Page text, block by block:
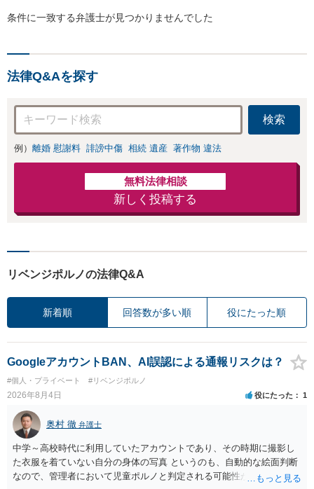
条件に一致する弁護士が見つかりませんでした
法律Q&Aを探す
検索
例） 離婚 慰謝料 誹謗中傷 相続 遺産 著作物 違法
無料法律相談
新しく投稿する
リベンジポルノの法律Q&A
新着順 回答数が多い順 役にたった順
GoogleアカウントBAN、AI誤認による通報リスクは？
#個人・プライベート #リベンジポルノ
2026年8月4日 役にたった 1
奥村 徹 弁護士
中学～高校時代に利用していたアカウントであり、その時期に撮影し
た衣服を着ていない自分の身体の写真 というのも、自動的な絵面判断
なので、管理者において児童ポルノと判定される可能性があります。